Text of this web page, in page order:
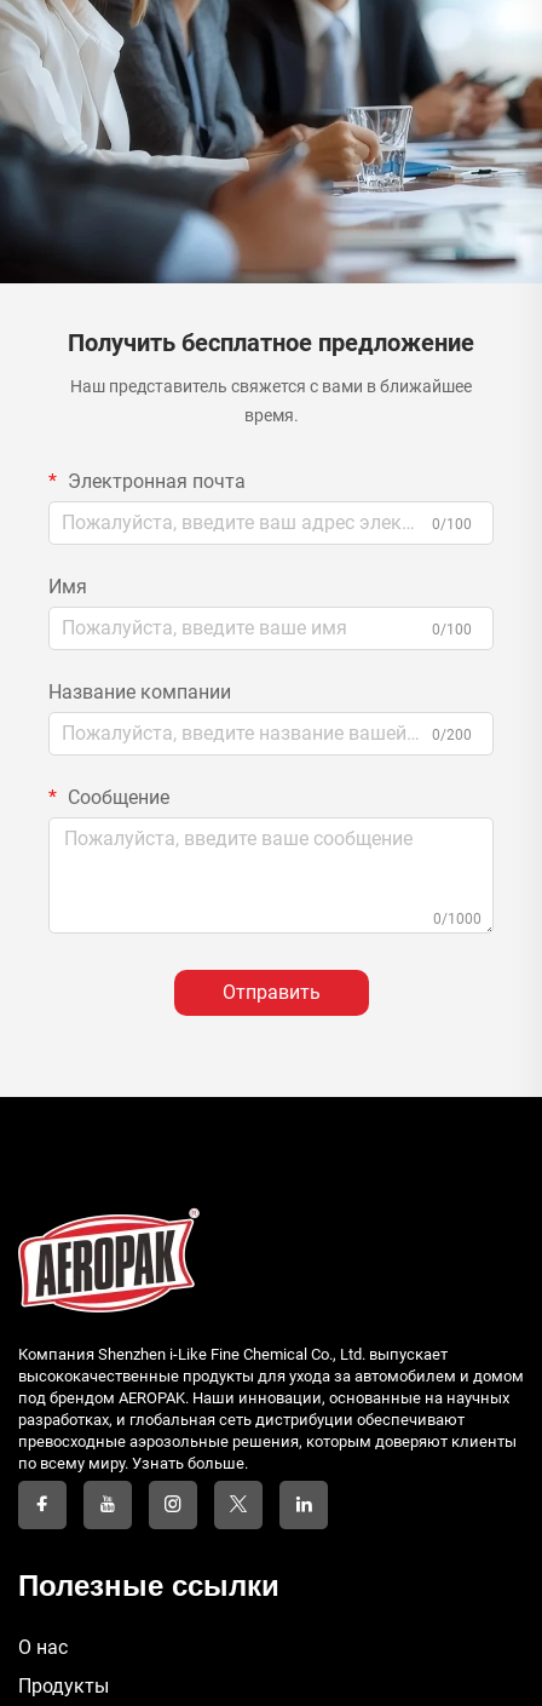
Получить бесплатное предложение
Наш представитель свяжется с вами в ближайшее
время.
Электронная почта
0/100
Имя
0/100
Название компании
0/200
Сообщение
0/1000
Отправить
Компания Shenzhen i-Like Fine Chemical Co., Ltd. выпускает
высококачественные продукты для ухода за автомобилем и домом
под брендом AEROPAK. Наши инновации, основанные на научных
разработках, и глобальная сеть дистрибуции обеспечивают
превосходные аэрозольные решения, которым доверяют клиенты
по всему миру. Узнать больше.
Полезные ссылки
О нас
Продукты